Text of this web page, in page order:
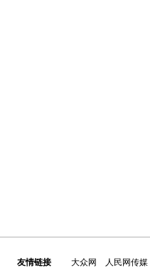
友情链接 大众网 人民网传媒